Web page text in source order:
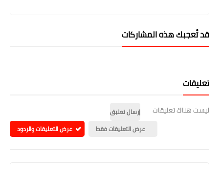
قد تُعجبك هذه المشاركات
تعليقات
ليست هناك تعليقات
إرسال تعليق
عرض التعليقات فقط
عرض التعليقات والردود